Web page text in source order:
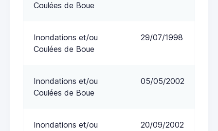
Coulées de Boue
Inondations et/ou
Coulées de Boue
29/07/1998
Inondations et/ou
Coulées de Boue
05/05/2002
Inondations et/ou
20/09/2002